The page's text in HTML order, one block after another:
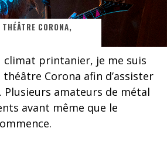
Jeff Martin au Corona de Montréal
La compil’ Zoo de Slam Disques est de retour
Death Note Silence - Collide and Collapse
CORONA,
climat printanier, je me suis
Corona afin d’assister
Plusieurs amateurs de métal
avant même que le